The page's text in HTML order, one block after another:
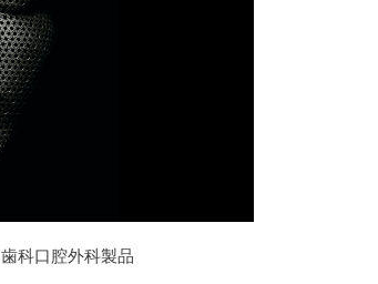
歯科口腔外科製品